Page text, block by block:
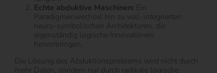
Echte abduktive Maschinen: Ein
Paradigmenwechsel hin zu voll-integrierten
neuro-symbolischen Architekturen, die
eigenständig logische Innovationen
hervorbringen.
Die Lösung des Abduktionsproblems wird nicht durch
mehr Daten, sondern nur durch radikale logische